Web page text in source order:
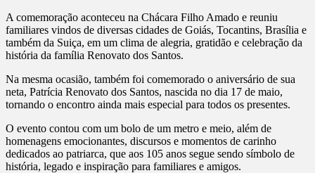
A comemoração aconteceu na Chácara Filho Amado e reuniu
familiares vindos de diversas cidades de Goiás, Tocantins, Brasília e
também da Suiça, em um clima de alegria, gratidão e celebração da
história da família Renovato dos Santos.
Na mesma ocasião, também foi comemorado o aniversário de sua
neta, Patrícia Renovato dos Santos, nascida no dia 17 de maio,
tornando o encontro ainda mais especial para todos os presentes.
O evento contou com um bolo de um metro e meio, além de
homenagens emocionantes, discursos e momentos de carinho
dedicados ao patriarca, que aos 105 anos segue sendo símbolo de
história, legado e inspiração para familiares e amigos.